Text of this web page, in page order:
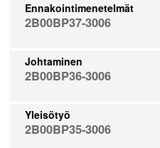
Ennakointimenetelmät
2B00BP37-3006
Johtaminen
2B00BP36-3006
Yleisötyö
2B00BP35-3006